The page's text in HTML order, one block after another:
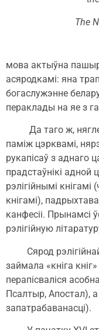
The National
мова актыўна
асяродкамі: яна
богаслужэнне
пераклады на яе з
Да таго ж,
паміж цэрквамі,
рукапісаў з аднаго
прадстаўнікі адной
рэлігійнымі
кнігамі),
канфесіі. Прынамсі
рэлігійную
Сярод
займала «кніга кніг»
перапісваліся
Псалтыр, Апостал), а
запатрабаванасці).